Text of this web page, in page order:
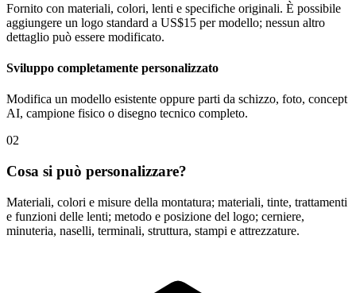
Fornito con materiali, colori, lenti e specifiche originali. È possibile
aggiungere un logo standard a US$15 per modello; nessun altro
dettaglio può essere modificato.
Sviluppo completamente personalizzato
Modifica un modello esistente oppure parti da schizzo, foto, concept
AI, campione fisico o disegno tecnico completo.
02
Cosa si può personalizzare?
Materiali, colori e misure della montatura; materiali, tinte, trattamenti
e funzioni delle lenti; metodo e posizione del logo; cerniere,
minuteria, naselli, terminali, struttura, stampi e attrezzature.